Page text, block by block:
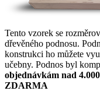
Tento vzorek se
dřevěného podnosu.
konstrukci ho můžete
učebny. Podnos byl
objednávkám nad
ZDARMA